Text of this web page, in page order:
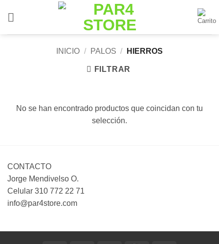
INICIO / PALOS / HIERROS
FILTRAR
No se han encontrado productos que coincidan con tu
selección.
CONTACTO
Jorge Mendivelso O.
Celular 310 772 22 71
info@par4store.com